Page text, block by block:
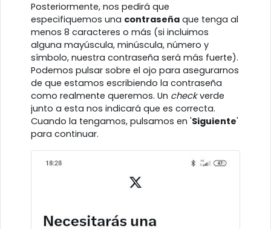
Posteriormente, nos pedirá que
especifiquemos una contraseña que tenga al
menos 8 caracteres o más (si incluimos
alguna mayúscula, minúscula, número y
símbolo, nuestra contraseña será más fuerte).
Podemos pulsar sobre el ojo para asegurarnos
de que estamos escribiendo la contraseña
como realmente queremos. Un checkverde
junto a esta nos indicará que es correcta.
Cuando la tengamos, pulsamos en 'Siguiente'
para continuar.